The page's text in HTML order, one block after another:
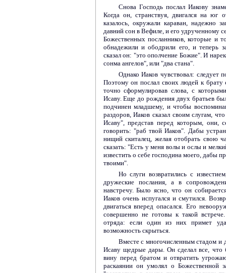
Снова Господь послал Иакову
Когда он, странствуя, двигался на юг
казалось, окружали караван, надежно
давний сон в Вефиле, и его удрученному
Божественных посланников, которые и
обнадежили и ободрили его, и теперь
сказал он: "это ополчение Божие". И
сонма ангелов", или "два стана".
Однако Иаков чувствовал: следует
Поэтому он послал своих людей к брату
точно сформулировав слова, с
Исаву. Еще до рождения двух братьев
подчинен младшему, и чтобы
раздоров, Иаков сказал своим слугам,
Исаву", представ перед которым, они,
говорить: "раб твой Иаков". Дабы
нищий скиталец, желая отобрать свою
сказать: "Есть у меня волы и ослы и
известить о себе господина моего, дабы
твоими".
Но слуги возвратились с
дружеские послания, а в
навстречу. Было ясно, что он
Иаков очень испугался и смутился.
двигаться вперед опасался. Его
совершенно не готовы к такой
отряда: если один из них примет
возможность скрыться.
Вместе с многочисленным стадом и
Исаву щедрые дары. Он сделал все, что
вину перед братом и отвратить
раскаянии он умолял о Божественной